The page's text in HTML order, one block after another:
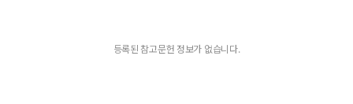
등록된 참고문헌 정보가 없습니다.